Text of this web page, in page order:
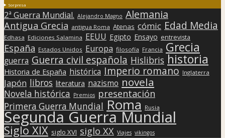
Sorpresa
2ª Guerra Mundial. Alejandro Magno Alemania
Antigua Grecia antigua Roma Atenas cómic Edad Media
Edhasa Ediciones Salamina EEUU Egipto Ensayo entrevista
España Estados Unidos Europa filosofía Francia Grecia
guerra Guerra civil española Hislibris historia
Historia de España histórica Imperio romano Inglaterra
Japón libros literatura nazismo novela
Novela histórica Premios presentación
Primera Guerra Mundial Roma Rusia
Segunda Guerra Mundial
Siglo XIX siglo XVI siglo XX Viajes vikingos